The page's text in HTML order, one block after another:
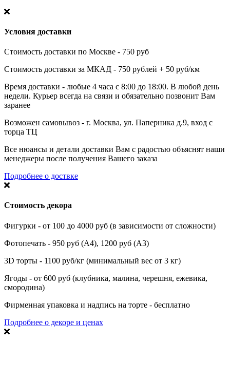
Условия доставки
Стоимость доставки по Москве - 750 руб
Стоимость доставки за МКАД - 750 рублей + 50 руб/км
Время доставки - любые 4 часа с 8:00 до 18:00. В любой день
недели. Курьер всегда на связи и обязательно позвонит Вам
заранее
Возможен самовывоз - г. Москва, ул. Паперника д.9, вход с
торца ТЦ
Все нюансы и детали доставки Вам с радостью объяснят наши
менеджеры после получения Вашего заказа
Подробнее о доствке
Стоимость декора
Фигурки - от 100 до 4000 руб (в зависимости от сложности)
Фотопечать - 950 руб (А4), 1200 руб (А3)
3D торты - 1100 руб/кг (минимальный вес от 3 кг)
Ягоды - от 600 руб (клубника, малина, черешня, ежевика,
смородина)
Фирменная упаковка и надпись на торте - бесплатно
Подробнее о декоре и ценах